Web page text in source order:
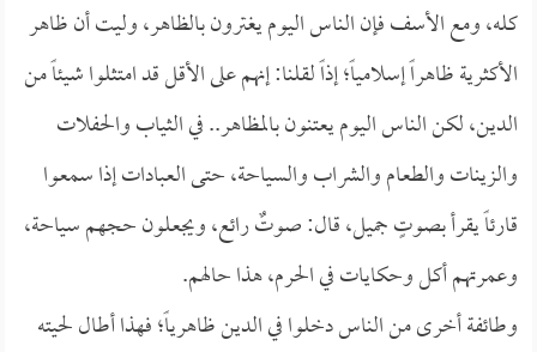
كله، ومع الأسف فإن الناس اليوم يغترون بالظاهر، وليت أن ظاهر
الأكثرية ظاهراً إسلامياً؛ إذاً لقلنا: إنهم على الأقل قد امتثلوا شيئاً من
الدين، لكن الناس اليوم يعتنون بالمظاهر.. في الثياب والحفلات
والزينات والطعام والشراب والسياحة، حتى العبادات إذا سمعوا
قارئاً يقرأ بصوتٍ جميل، قال: صوتٌ رائع، ويجعلون حجهم سياحة،
وعمرتهم أكل وحكايات في الحرم، هذا حالهم.
وطائفة أخرى من الناس دخلوا في الدين ظاهرياً؛ فهذا أطال لحيته